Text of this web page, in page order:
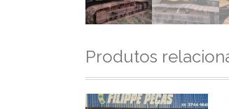
Produtos